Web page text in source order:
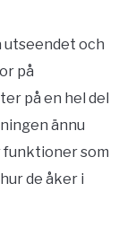
utseendet och
på
på en hel del
ännu
funktioner som
de åker i